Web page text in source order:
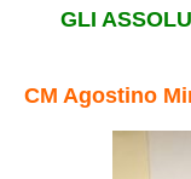
GLI
CM Agostino